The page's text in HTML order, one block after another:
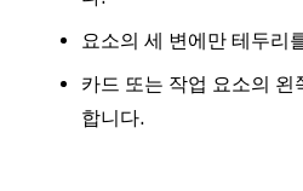
요소의 세 변에만 테두리
카드 또는 작업 요소의
합니다.